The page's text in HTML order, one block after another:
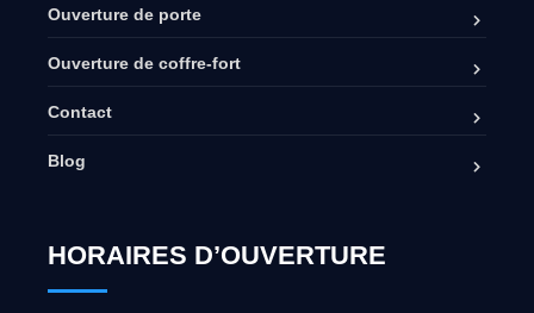
Ouverture de porte
Ouverture de coffre-fort
Contact
Blog
HORAIRES D’OUVERTURE